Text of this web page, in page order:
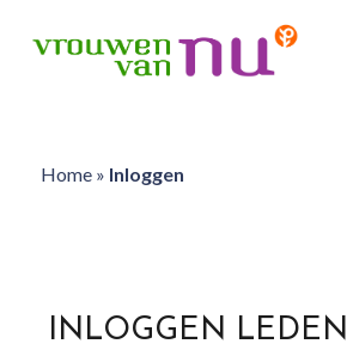
Home» Inloggen
INLOGGEN LEDEN